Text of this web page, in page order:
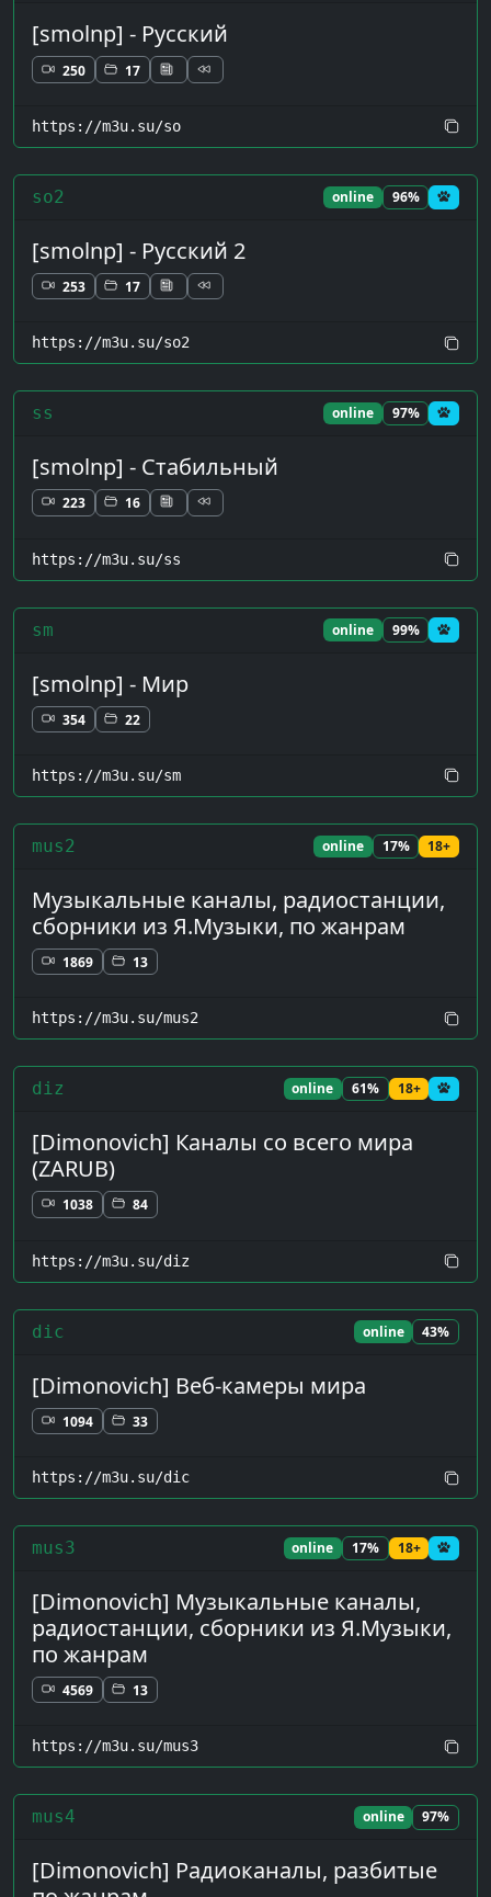
[smolnp] - Русский
250 17
https://m3u.su/so
so2 online 96%
[smolnp] - Русский 2
253 17
https://m3u.su/so2
ss online 97%
[smolnp] - Стабильный
223 16
https://m3u.su/ss
sm online 99%
[smolnp] - Мир
354 22
https://m3u.su/sm
mus2 online 17% 18+
Музыкальные каналы, радиостанции,
сборники из Я.Музыки, по жанрам
1869 13
https://m3u.su/mus2
diz online 61% 18+
[Dimonovich] Каналы со всего мира
(ZARUB)
1038 84
https://m3u.su/diz
dic online 43%
[Dimonovich] Веб-камеры мира
1094 33
https://m3u.su/dic
mus3 online 17% 18+
[Dimonovich] Музыкальные каналы,
радиостанции, сборники из Я.Музыки,
по жанрам
4569 13
https://m3u.su/mus3
mus4 online 97%
[Dimonovich] Радиоканалы, разбитые